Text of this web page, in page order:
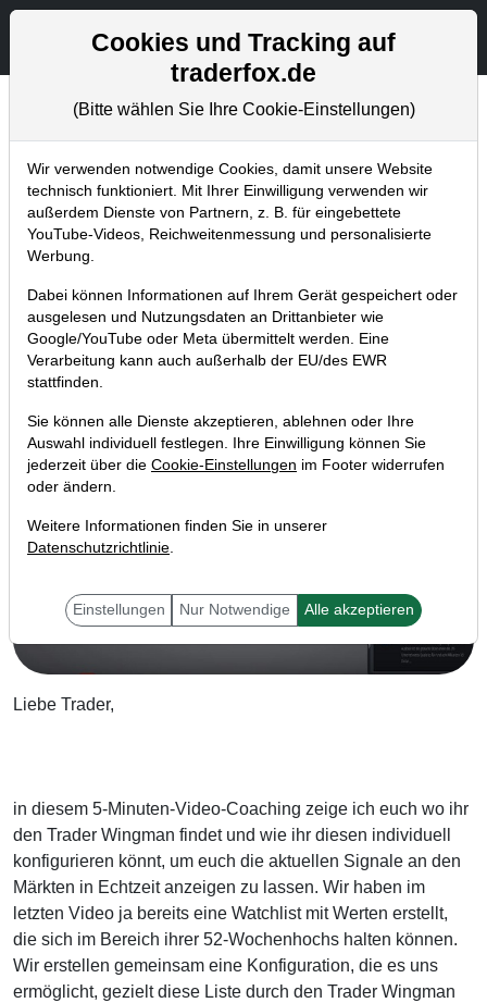
Aktien- und Artikelsuche
Trader-Blog
Home Blog Trader-Blog
Der Trader Wingman
14.11.2018 um 09:15 Uhr
Liebe Trader,
in diesem 5-Minuten-Video-Coaching zeige ich euch wo ihr
den Trader Wingman findet und wie ihr diesen individuell
konfigurieren könnt, um euch die aktuellen Signale an den
Märkten in Echtzeit anzeigen zu lassen. Wir haben im
letzten Video ja bereits eine Watchlist mit Werten erstellt,
die sich im Bereich ihrer 52-Wochenhochs halten können.
Wir erstellen gemeinsam eine Konfiguration, die es uns
ermöglicht, gezielt diese Liste durch den Trader Wingman
Cookies und Tracking auf
traderfox.de
(Bitte wählen Sie Ihre Cookie-Einstellungen)
Wir verwenden notwendige Cookies, damit unsere Website
technisch funktioniert. Mit Ihrer Einwilligung verwenden wir
außerdem Dienste von Partnern, z. B. für eingebettete
YouTube-Videos, Reichweitenmessung und personalisierte
Werbung.
Dabei können Informationen auf Ihrem Gerät gespeichert oder
ausgelesen und Nutzungsdaten an Drittanbieter wie
Google/YouTube oder Meta übermittelt werden. Eine
Verarbeitung kann auch außerhalb der EU/des EWR
stattfinden.
Sie können alle Dienste akzeptieren, ablehnen oder Ihre
Auswahl individuell festlegen. Ihre Einwilligung können Sie
jederzeit über die Cookie-Einstellungen im Footer widerrufen
oder ändern.
Weitere Informationen finden Sie in unserer
Datenschutzrichtlinie.
Einstellungen Nur Notwendige Alle akzeptieren